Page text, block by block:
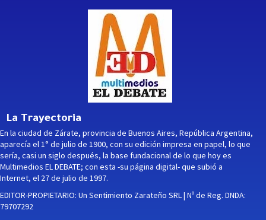
La Trayectoria
En la ciudad de Zárate, provincia de Buenos Aires, República Argentina,
aparecía el 1° de julio de 1900, con su edición impresa en papel, lo que
sería, casi un siglo después, la base fundacional de lo que hoy es
Multimedios EL DEBATE; con esta -su página digital- que subió a
Internet, el 27 de julio de 1997.
EDITOR-PROPIETARIO: Un Sentimiento Zarateño SRL | Nº de Reg. DNDA:
79707292